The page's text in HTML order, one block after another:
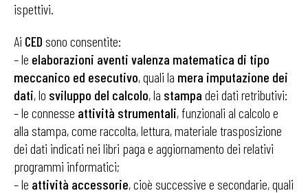
ispettivi.
Ai CED sono consentite:
– le elaborazioni aventi valenza matematica di tipo
meccanico ed esecutivo, quali la mera imputazione dei
dati, lo sviluppo del calcolo, la stampa dei dati retributivi:
– le connesse attività strumentali, funzionali al calcolo e
alla stampa, come raccolta, lettura, materiale trasposizione
dei dati indicati nei libri paga e aggiornamento dei relativi
programmi informatici;
– le attività accessorie, cioè successive e secondarie, quali